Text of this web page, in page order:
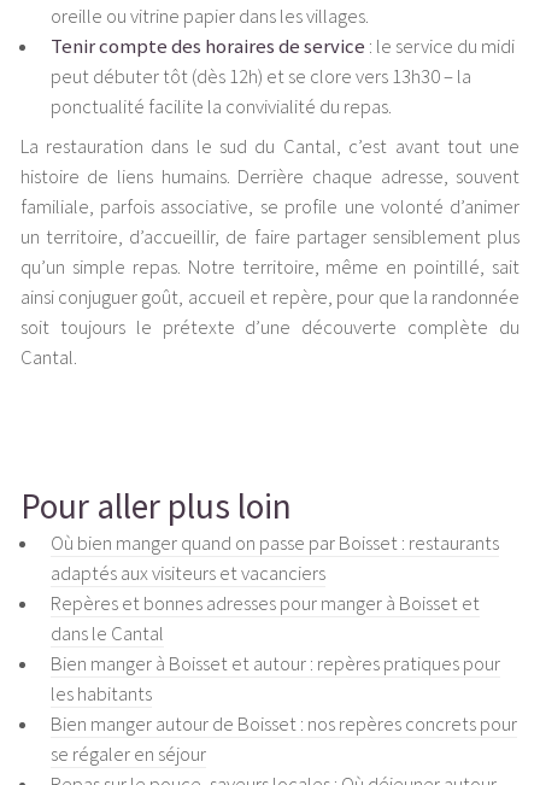
oreille ou vitrine papier dans les villages.
Tenir compte des horaires de service : le service du midi
peut débuter tôt (dès 12h) et se clore vers 13h30 – la
ponctualité facilite la convivialité du repas.
La restauration dans le sud du Cantal, c’est avant tout une
histoire de liens humains. Derrière chaque adresse, souvent
familiale, parfois associative, se profile une volonté d’animer
un territoire, d’accueillir, de faire partager sensiblement plus
qu’un simple repas. Notre territoire, même en pointillé, sait
ainsi conjuguer goût, accueil et repère, pour que la randonnée
soit toujours le prétexte d’une découverte complète du
Cantal.
Pour aller plus loin
Où bien manger quand on passe par Boisset : restaurants
adaptés aux visiteurs et vacanciers
Repères et bonnes adresses pour manger à Boisset et
dans le Cantal
Bien manger à Boisset et autour : repères pratiques pour
les habitants
Bien manger autour de Boisset : nos repères concrets pour
se régaler en séjour